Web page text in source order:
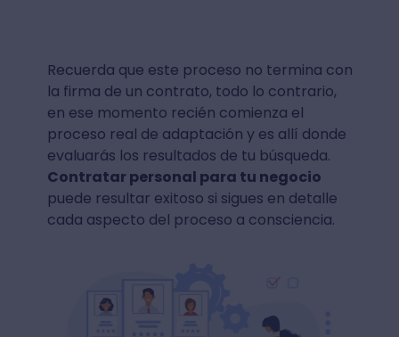
Recuerda que este proceso no termina con
la firma de un contrato, todo lo contrario,
en ese momento recién comienza el
proceso real de adaptación y es allí donde
evaluarás los resultados de tu búsqueda.
Contratar personal para tu negocio
puede resultar exitoso si sigues en detalle
cada aspecto del proceso a consciencia.